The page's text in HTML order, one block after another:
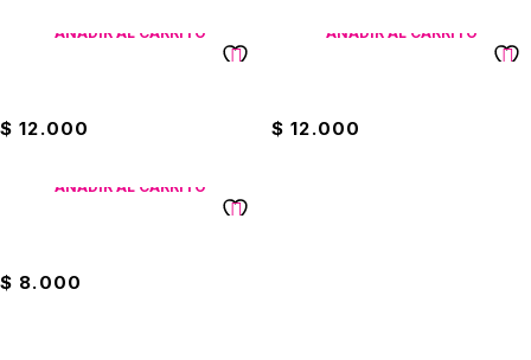
AÑADIR AL CARRITO
$ 12.000
AÑADIR AL CARRITO
$ 12.000
AÑADIR AL CARRITO
$ 8.000